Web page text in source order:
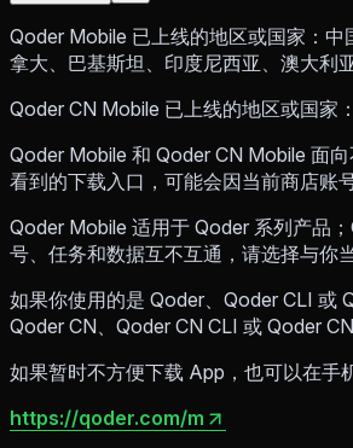
Qoder Mobile 已上线的地区或国家：
拿大、巴基斯坦、印度尼西亚、澳大利
Qoder CN Mobile 已上线的地区或国家
Qoder Mobile 和 Qoder CN Mobile 面
看到的下载入口，可能会因当前商店账
Qoder Mobile 适用于 Qoder 系列产品
号、任务和数据互不互通，请选择与你
如果你使用的是 Qoder、Qoder CLI 或
Qoder CN、Qoder CN CLI 或 Qoder
如果暂时不方便下载 App，也可以在手
https://qoder.com/m